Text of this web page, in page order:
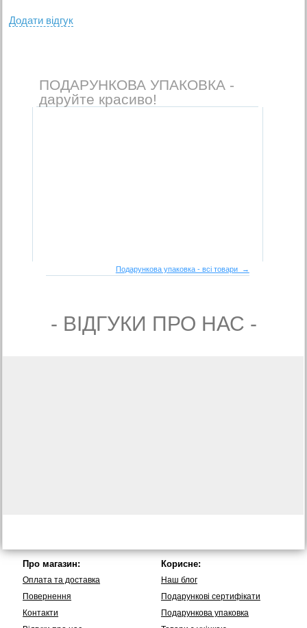
Додати вiдгук
ПОДАРУНКОВА УПАКОВКА -
даруйте красиво!
Подарункова упаковка - всі товари →
- ВIДГУКИ ПРО НАС -
Про магазин:
Оплата та доставка
Повернення
Контакти
Корисне:
Наш блог
Подарункові сертифікати
Подарункова упаковка